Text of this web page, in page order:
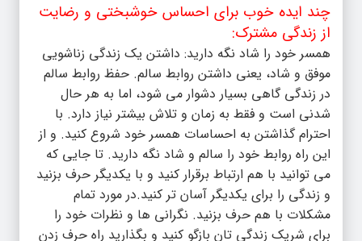
چند ایده خوب برای احساس خوشبختی و رضایت
از زندگی مشترک:
همسر خود را شاد نگه دارید: داشتن یک زندگی زناشویی
موفق و شاد، یعنی داشتن روابط سالم. حفظ روابط سالم
در زندگی گاهی بسیار دشوار می شود، اما به هر حال
شدنی است و فقط به زمان و تلاش بیشتر نیاز دارد. با
احترام گذاشتن به احساسات همسر خود شروع کنید. و از
این راه روابط خود را سالم و شاد نگه دارید. تا جایی که
می توانید با هم ارتباط برقرار کنید و با یکدیگر حرف بزنید
و زندگی را برای یکدیگر آسان تر کنید.در مورد تمام
مشکلات با هم حرف بزنید. نگرانی ها و نظرات خود را
برای شریک زندگی تان بازگو کنید و بگذارید راه حرف زدن